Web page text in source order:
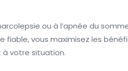
ou à l’apnée du
fiable, vous maximisez les
à votre situation.